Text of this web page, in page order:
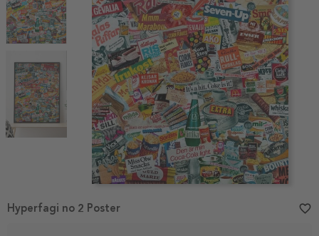
1
Hyperfagi no 2 Poster favorite_border